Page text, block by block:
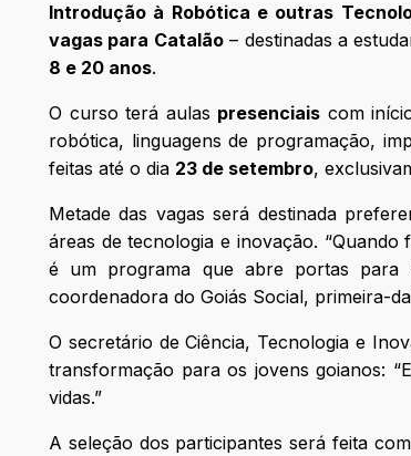
Introdução à Robótica e outras
vagas para Catalão– destinadas a
8 e 20 anos.
O curso terá aulas presenciais com
robótica, linguagens de programação,
feitas até o dia 23 de setembro,
Metade das vagas será destinada
áreas de tecnologia e inovação.
é um programa que abre portas para
coordenadora do Goiás Social, primeira-
O secretário de Ciência, Tecnologia e
transformação para os jovens goianos:
vidas.”
A seleção dos participantes será feita